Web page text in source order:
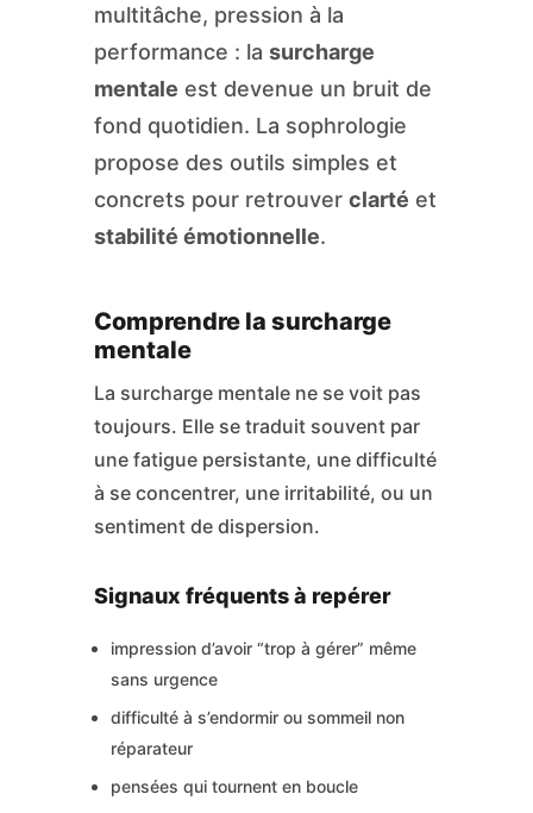
multitâche, pression à la
performance : la surcharge
mentale est devenue un bruit de
fond quotidien. La sophrologie
propose des outils simples et
concrets pour retrouver clarté et
stabilité émotionnelle.
Comprendre la surcharge
mentale
La surcharge mentale ne se voit pas
toujours. Elle se traduit souvent par
une fatigue persistante, une difficulté
à se concentrer, une irritabilité, ou un
sentiment de dispersion.
Signaux fréquents à repérer
impression d’avoir “trop à gérer” même
sans urgence
difficulté à s’endormir ou sommeil non
réparateur
pensées qui tournent en boucle